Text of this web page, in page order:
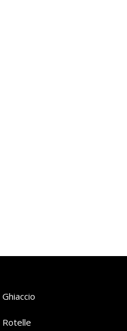
Ghiaccio
Rotelle